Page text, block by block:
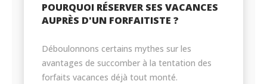
POURQUOI RÉSERVER SES VACANCES
AUPRÈS D'UN FORFAITISTE ?
Déboulonnons certains mythes sur les
avantages de succomber à la tentation des
forfaits vacances déjà tout monté.